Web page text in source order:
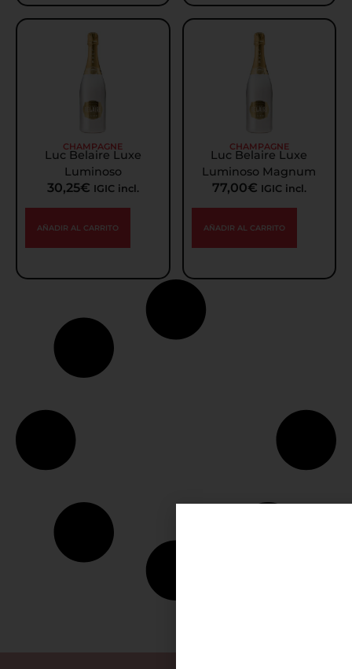
CHAMPAGNE
Luc Belaire Luxe
Luminoso
30,25€ IGIC incl.
AÑADIR AL CARRITO
CHAMPAGNE
Luc Belaire Luxe
Luminoso Magnum
77,00€ IGIC incl.
AÑADIR AL CARRITO